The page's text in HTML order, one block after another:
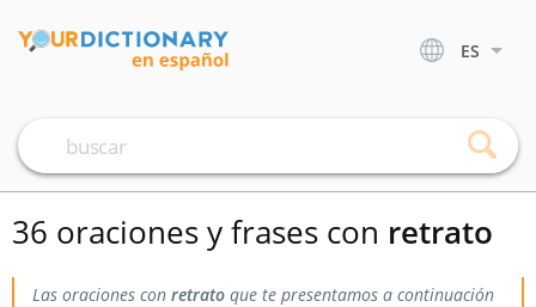
ES
36 oraciones y frases con retrato
Las oraciones con retrato que te presentamos a continuación